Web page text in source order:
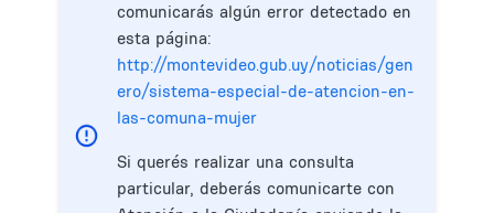
comunicarás algún error detectado en
esta página:
http://montevideo.gub.uy/noticias/gen
ero/sistema-especial-de-atencion-en-
las-comuna-mujer
Si querés realizar una consulta
particular, deberás comunicarte con